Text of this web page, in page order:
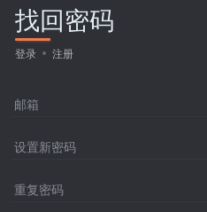
找回密码
登录 注册
邮箱
设置新密码
重复密码